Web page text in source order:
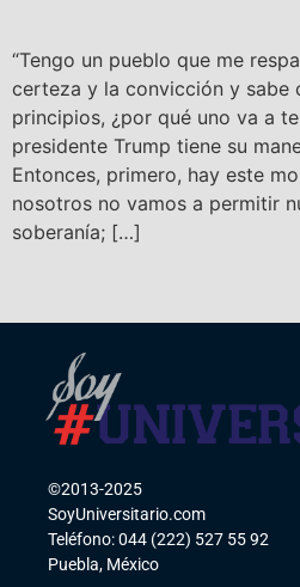
“Tengo un pueblo que me
certeza y la convicción y sabe
principios, ¿por qué uno va a
presidente Trump tiene su
Entonces, primero, hay este
nosotros no vamos a permitir
soberanía; […]
©2013-2025
SoyUniversitario.com
Teléfono: 044 (222) 527 55 92
Puebla, México